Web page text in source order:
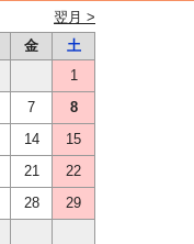
翌月 >
金
土
1
7
8
14
15
21
22
28
29